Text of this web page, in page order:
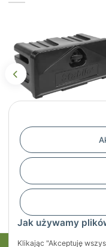
Jak używamy
Klikając "Akceptuję
Skrzynka narzędziowa
STABILO 533 x 253 x 300
mm, box 500-4
169,84 zł